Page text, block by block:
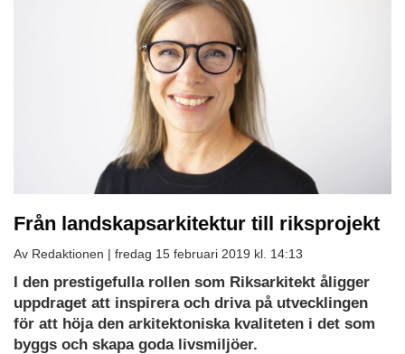
Från landskapsarkitektur till riksprojekt
Av Redaktionen | fredag 15 februari 2019 kl. 14:13
I den prestigefulla rollen som Riksarkitekt åligger
uppdraget att inspirera och driva på utvecklingen
för att höja den arkitektoniska kvaliteten i det som
byggs och skapa goda livsmiljöer.